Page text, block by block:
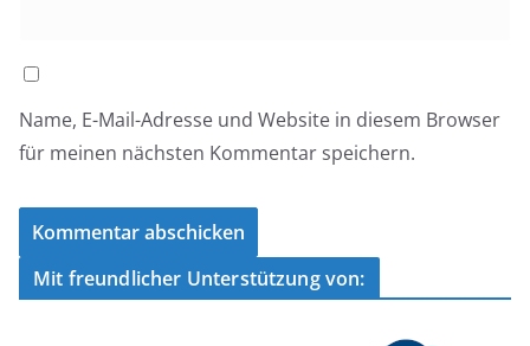
Name, E-Mail-Adresse und Website in diesem Browser
für meinen nächsten Kommentar speichern.
Mit freundlicher Unterstützung von: